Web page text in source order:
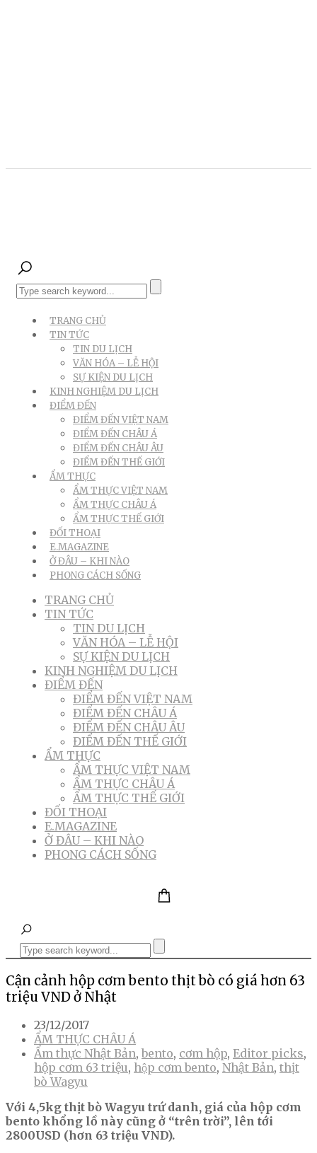
TRANG CHỦ
TIN TỨC
TIN DU LỊCH
VĂN HÓA – LỄ HỘI
SỰ KIỆN DU LỊCH
KINH NGHIỆM DU LỊCH
ĐIỂM ĐẾN
ĐIỂM ĐẾN VIỆT NAM
ĐIỂM ĐẾN CHÂU Á
ĐIỂM ĐẾN CHÂU ÂU
ĐIỂM ĐẾN THẾ GIỚI
ẨM THỰC
ẨM THỰC VIỆT NAM
ẨM THỰC CHÂU Á
ẨM THỰC THẾ GIỚI
ĐỐI THOẠI
E.MAGAZINE
Ở ĐÂU – KHI NÀO
PHONG CÁCH SỐNG
TRANG CHỦ
TIN TỨC
TIN DU LỊCH
VĂN HÓA – LỄ HỘI
SỰ KIỆN DU LỊCH
KINH NGHIỆM DU LỊCH
ĐIỂM ĐẾN
ĐIỂM ĐẾN VIỆT NAM
ĐIỂM ĐẾN CHÂU Á
ĐIỂM ĐẾN CHÂU ÂU
ĐIỂM ĐẾN THẾ GIỚI
ẨM THỰC
ẨM THỰC VIỆT NAM
ẨM THỰC CHÂU Á
ẨM THỰC THẾ GIỚI
ĐỐI THOẠI
E.MAGAZINE
Ở ĐÂU – KHI NÀO
PHONG CÁCH SỐNG
Cận cảnh hộp cơm bento thịt bò có giá hơn 63
triệu VND ở Nhật
23/12/2017
ẨM THỰC CHÂU Á
Ẩm thực Nhật Bản, bento, cơm hộp, Editor picks,
hộp cơm 63 triệu, hộp cơm bento, Nhật Bản, thịt
bò Wagyu
Với 4,5kg thịt bò Wagyu trứ danh, giá của hộp cơm
bento khổng lồ này cũng ở “trên trời”, lên tới
2800USD (hơn 63 triệu VND).